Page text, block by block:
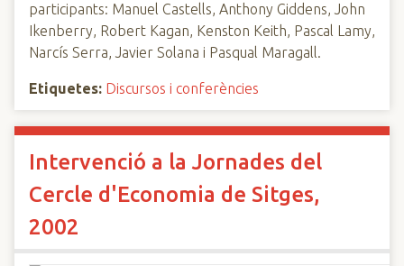
participants: Manuel Castells, Anthony Giddens, John
Ikenberry, Robert Kagan, Kenston Keith, Pascal Lamy,
Narcís Serra, Javier Solana i Pasqual Maragall.
Etiquetes: Discursos i conferències
Intervenció a la Jornades del
Cercle d'Economia de Sitges,
2002